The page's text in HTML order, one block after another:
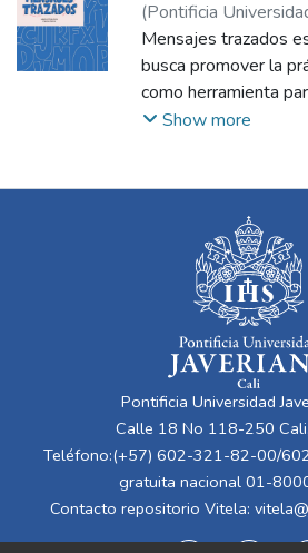
(Pontificia
Ortega Vivas, Juliana;
Mensajes trazados
busca promover la
como herramienta
mensajes de los
aprendizaje
Este proyecto tiene
un taller de lettering
estudiantes, que se
central de un
por tres
orienta a preservar
busca dar visibilidad
pretende ampliar el
Show more
Pontificia Universidad
Calle 18 No 118-250
Teléfono:(+57) 602-321-82-00/
gratuita nacional 01-
Contacto repositorio Vitela: